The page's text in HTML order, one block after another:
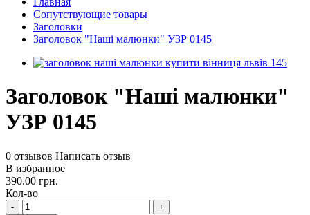
Сопутствующие товары
Заголовки
Заголовок "Наші малюнки" УЗР 0145
Заголовок "Наші малюнки"
УЗР 0145
0 отзывов Написать отзыв
В избранное
390.00 грн.
Кол-во
-
+